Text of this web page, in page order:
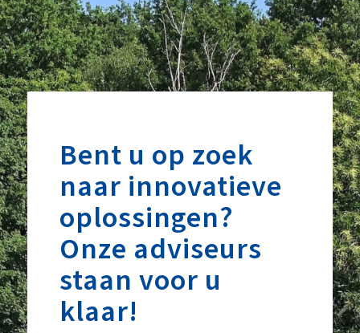
Bent u op zoek
naar innovatieve
oplossingen?
Onze adviseurs
staan voor u
klaar!